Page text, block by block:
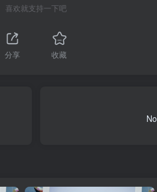
喜欢就支持一下吧
分享 收藏